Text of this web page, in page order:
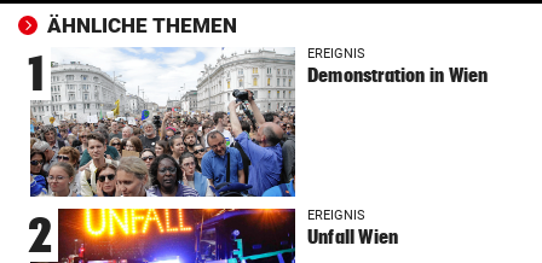
ÄHNLICHE THEMEN
1 EREIGNIS
Demonstration in Wien
2 EREIGNIS
Unfall Wien